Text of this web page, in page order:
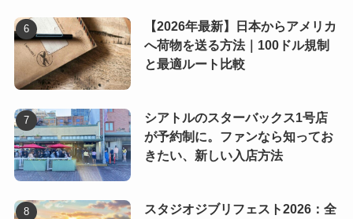
【2026年最新】日本からアメリカ
へ荷物を送る方法｜100ドル規制
と最適ルート比較
シアトルのスターバックス1号店
が予約制に。ファンなら知ってお
きたい、新しい入店方法
スタジオジブリフェスト2026：全